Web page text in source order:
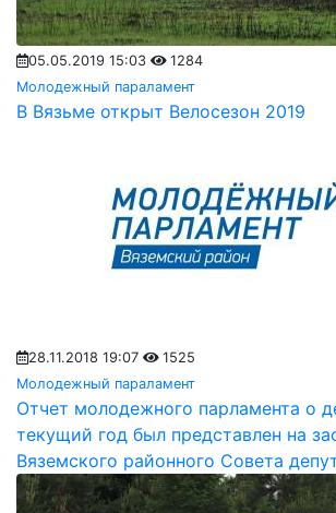
05.05.2019 15:03
1284
Молодежный параламент
В Вязьме открыт Велосезон 2019
28.11.2018 19:07
1525
Молодежный параламент
Отчет молодежного парламента о
текущий год был представлен на
Вяземского районного Совета